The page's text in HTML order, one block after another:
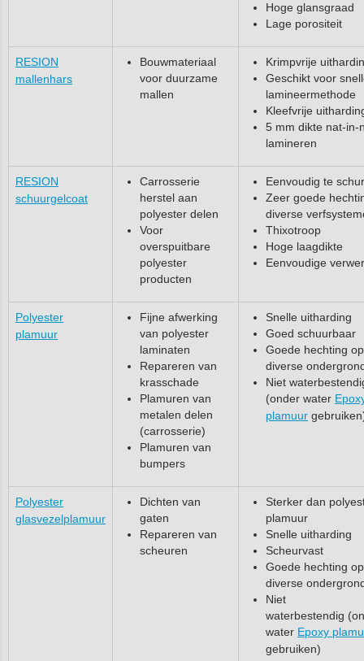
Hoge glansgraad
Lage porositeit
RESION
mallenhars
Bouwmateriaal
voor duurzame
mallen
Krimpvrije
Geschikt voor
lamineermethode
Kleefvrije
5 mm dikte nat-in-
lamineren
RESION
schuurgelcoat
Carrosserie
herstel aan
polyester delen
Voor
overspuitbare
polyester
producten
Eenvoudig te
Zeer goede
diverse
Thixotroop
Hoge laagdikte
Eenvoudige
Polyester
plamuur
Fijne afwerking
van polyester
laminaten
Repareren van
krasschade
Plamuren van
metalen delen
(carrosserie)
Plamuren van
bumpers
Snelle uitharding
Goed schuurbaar
Goede hechting op
diverse
Niet
(onder water
plamuur
Polyester
glasvezelplamuur
Dichten van
gaten
Repareren van
scheuren
Sterker dan
plamuur
Snelle uitharding
Scheurvast
Goede hechting op
diverse
Niet
waterbestendig
water Epoxy
gebruiken)